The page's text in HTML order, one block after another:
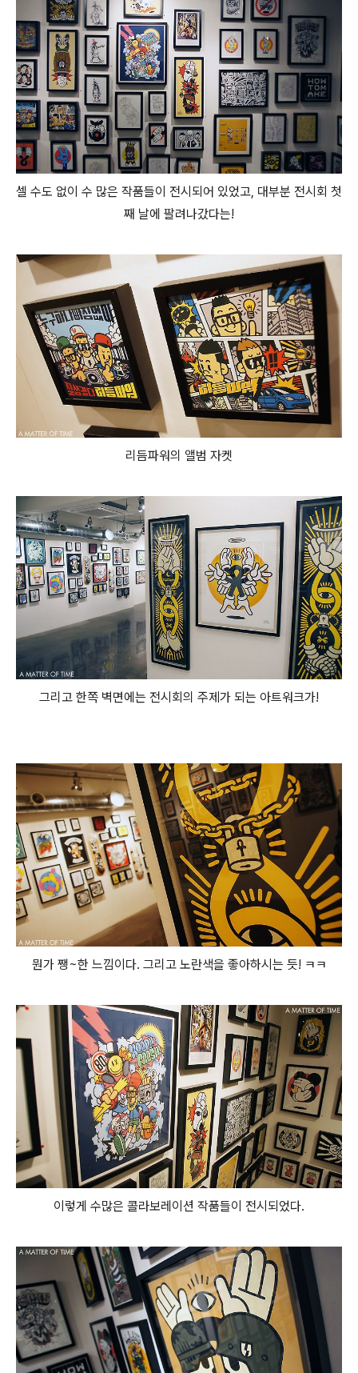
셀 수도 없이 수 많은 작품들이 전시되어 있었고, 대부분 전시회 첫
째 날에 팔려나갔다는!
리듬파워의 앨범 자켓
그리고 한쪽 벽면에는 전시회의 주제가 되는 아트워크가!
뭔가 쨍~한 느낌이다. 그리고 노란색을 좋아하시는 듯! ㅋㅋ
이렇게 수많은 콜라보레이션 작품들이 전시되었다.